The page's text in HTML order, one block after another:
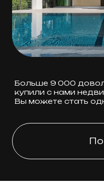
ПОЧЕМУ